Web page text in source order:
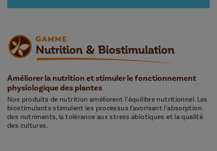
Améliorer la nutrition et stimuler le fonctionnement
physiologique des plantes
Nos produits de nutrition améliorent l’équilibre nutritionnel. Les
biostimulants stimulent les processus favorisant l’absorption
des nutriments, la tolérance aux stress abiotiques et la qualité
des cultures.